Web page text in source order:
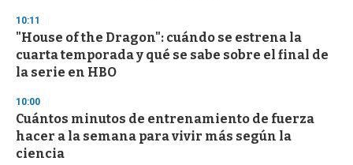
d
s
o
f
3
s
e
c
o
n
10:11
"House of the Dragon": cuándo se estrena la
cuarta temporada y qué se sabe sobre el final de
la serie en HBO
10:00
Cuántos minutos de entrenamiento de fuerza
hacer a la semana para vivir más según la
ciencia